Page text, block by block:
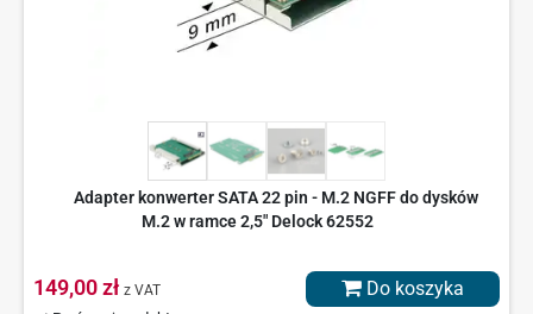
Adapter konwerter SATA 22 pin - M.2 NGFF do dysków
M.2 w ramce 2,5" Delock 62552
149,00 zł z VAT Do koszyka